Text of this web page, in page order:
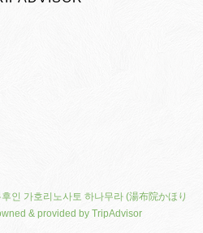
인 가호리노사토 하나무라 (湯布院かほり
& provided by TripAdvisor